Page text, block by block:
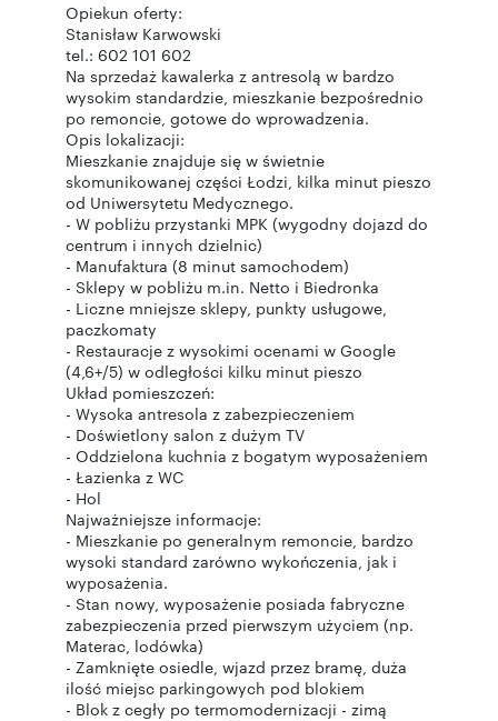
Opiekun oferty:
Stanisław Karwowski
tel.: 602 101 602
Na sprzedaż kawalerka z antresolą w bardzo
wysokim standardzie, mieszkanie bezpośrednio
po remoncie, gotowe do wprowadzenia.
Opis lokalizacji:
Mieszkanie znajduje się w świetnie
skomunikowanej części Łodzi, kilka minut pieszo
od Uniwersytetu Medycznego.
- W pobliżu przystanki MPK (wygodny dojazd do
centrum i innych dzielnic)
- Manufaktura (8 minut samochodem)
- Sklepy w pobliżu m.in. Netto i Biedronka
- Liczne mniejsze sklepy, punkty usługowe,
paczkomaty
- Restauracje z wysokimi ocenami w Google
(4,6+/5) w odległości kilku minut pieszo
Układ pomieszczeń:
- Wysoka antresola z zabezpieczeniem
- Doświetlony salon z dużym TV
- Oddzielona kuchnia z bogatym wyposażeniem
- Łazienka z WC
- Hol
Najważniejsze informacje:
- Mieszkanie po generalnym remoncie, bardzo
wysoki standard zarówno wykończenia, jak i
wyposażenia.
- Stan nowy, wyposażenie posiada fabryczne
zabezpieczenia przed pierwszym użyciem (np.
Materac, lodówka)
- Zamknięte osiedle, wjazd przez bramę, duża
ilość miejsc parkingowych pod blokiem
- Blok z cegły po termomodernizacji - zimą